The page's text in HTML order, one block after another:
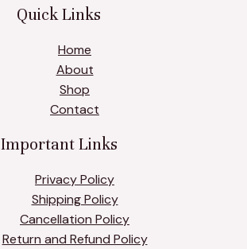
Quick Links
Home
About
Shop
Contact
Important Links
Privacy Policy
Shipping Policy
Cancellation Policy
Return and Refund Policy